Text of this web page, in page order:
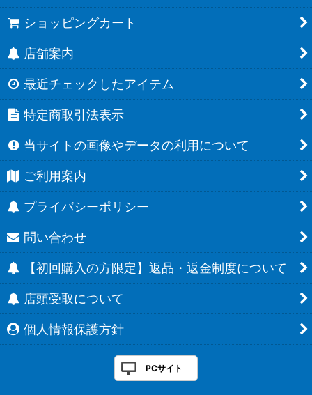
ショッピングカート
店舗案内
最近チェックしたアイテム
特定商取引法表示
当サイトの画像やデータの利用について
ご利用案内
プライバシーポリシー
問い合わせ
【初回購入の方限定】返品・返金制度について
店頭受取について
個人情報保護方針
PCサイト